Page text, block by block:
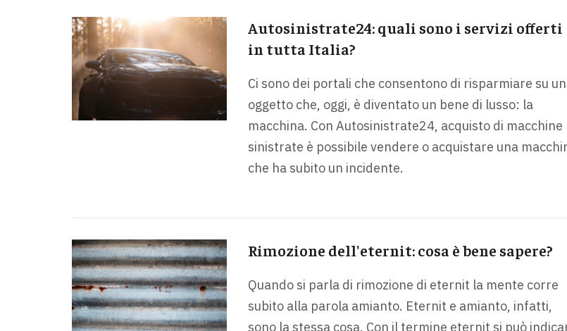
Autosinistrate24: quali sono i servizi offerti
in tutta Italia?
Ci sono dei portali che consentono di risparmiare su un
oggetto che, oggi, è diventato un bene di lusso: la
macchina. Con Autosinistrate24, acquisto di macchine
sinistrate è possibile vendere o acquistare una
che ha subito un incidente.
Rimozione dell'eternit: cosa è bene sapere?
Quando si parla di rimozione di eternit la mente corre
subito alla parola amianto. Eternit e amianto, infatti,
sono la stessa cosa. Con il termine eternit si può